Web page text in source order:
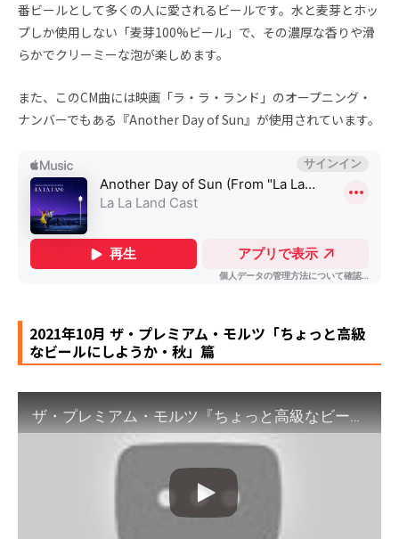
番ビールとして多くの人に愛されるビールです。水と麦芽とホッ
プしか使用しない「麦芽100%ビール」で、その濃厚な香りや滑
らかでクリーミーな泡が楽しめます。
また、このCM曲には映画「ラ・ラ・ランド」のオープニング・
ナンバーでもある『Another Day of Sun』が使用されています。
2021年10月 ザ・プレミアム・モルツ「ちょっと高級
なビールにしようか・秋」篇
ザ・プレミアム・モルツ『ちょっと高級なビールにしようか・秋』篇 30秒 小栗旬 サントリー CM